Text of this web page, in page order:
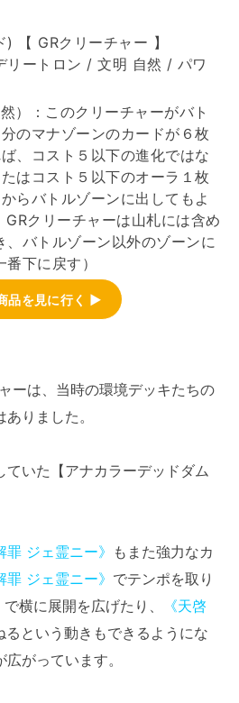
【 GRクリーチャー 】
リートロン / 文明 自然 / パワ
）：このクリーチャーがバト
のマナゾーンのカードが６枚
、コスト５以下の進化ではな
はコスト５以下のオーラ１枚
らバトルゾーンに出してもよ
クリーチャーは山札には含め
、バトルゾーン以外のゾーンに
下に戻す）
品を見に行く ▶
ーは、当時の環境デッキたちの
りました。
いた【アナカラーデッドダム
罪 ジェ霊ニー》 もまた強力なカ
罪 ジェ霊ニー》 でテンポを取り
で横に展開を広げたり、
《天啓
るという動きもできるようにな
がっています。